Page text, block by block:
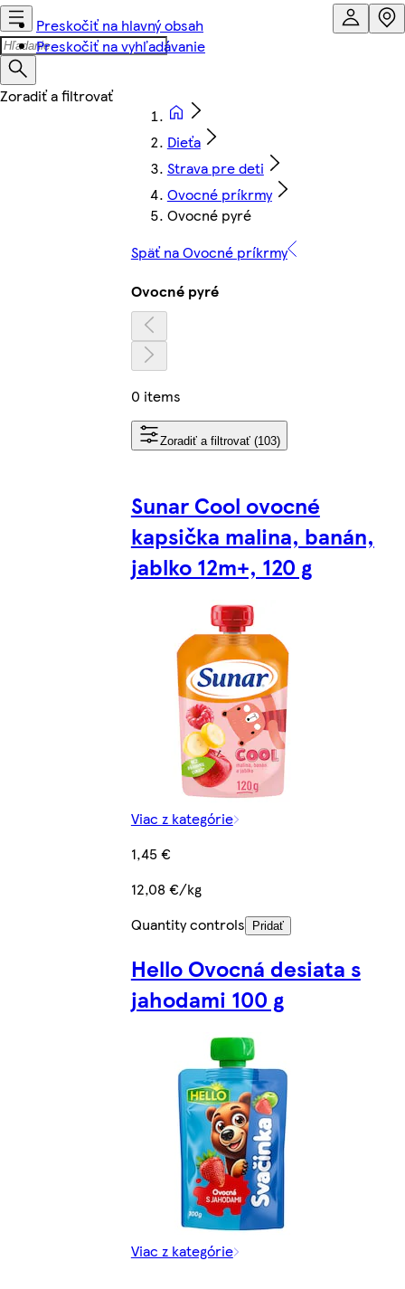
Preskočiť na hlavný obsah
Preskočiť na vyhľadávanie
Dieťa
Strava pre deti
Ovocné príkrmy
Ovocné pyré
Späť na Ovocné príkrmy
Ovocné pyré
0 items
Zoradiť a filtrovať (103)
Sunar Cool ovocné
kapsička malina, banán,
jablko 12m+, 120 g
Viac z kategórie
1,45 €
12,08 €/kg
Quantity controls
Pridať
Hello Ovocná desiata s
jahodami 100 g
Viac z kategórie